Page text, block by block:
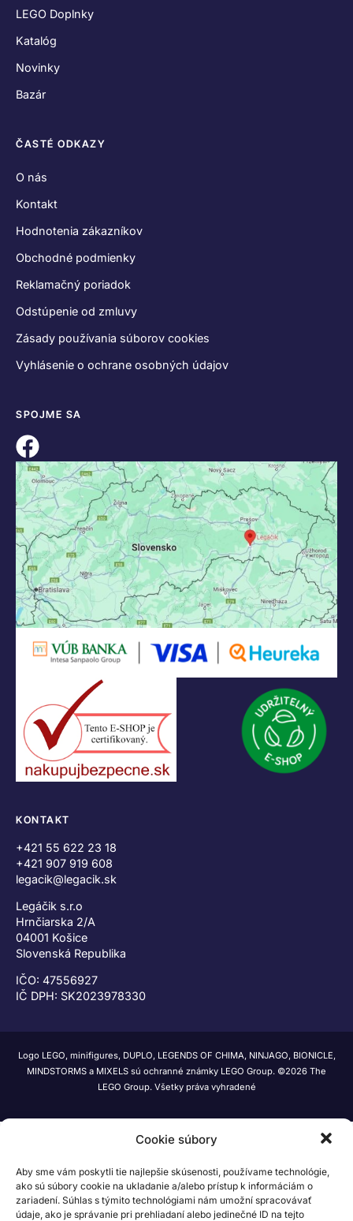
Cookie súbory
Aby sme vám poskytli tie najlepšie skúsenosti, používame technológie,
ako sú súbory cookie na ukladanie a/alebo prístup k informáciám o
zariadení. Súhlas s týmito technológiami nám umožní spracovávať
údaje, ako je správanie pri prehliadaní alebo jedinečné ID na tejto
LEGO Doplnky
Katalóg
Novinky
Bazár
ČASTÉ ODKAZY
O nás
Kontakt
Hodnotenia zákazníkov
Obchodné podmienky
Reklamačný poriadok
Odstúpenie od zmluvy
Zásady používania súborov cookies
Vyhlásenie o ochrane osobných údajov
SPOJME SA
KONTAKT
+421 55 622 23 18
+421 907 919 608
legacik@legacik.sk
Legáčik s.r.o
Hrnčiarska 2/A
04001 Košice
Slovenská Republika
IČO: 47556927
IČ DPH: SK2023978330
Logo LEGO, minifigures, DUPLO, LEGENDS OF CHIMA, NINJAGO, BIONICLE,
MINDSTORMS a MIXELS sú ochranné známky LEGO Group. ©2026 The
LEGO Group. Všetky práva vyhradené